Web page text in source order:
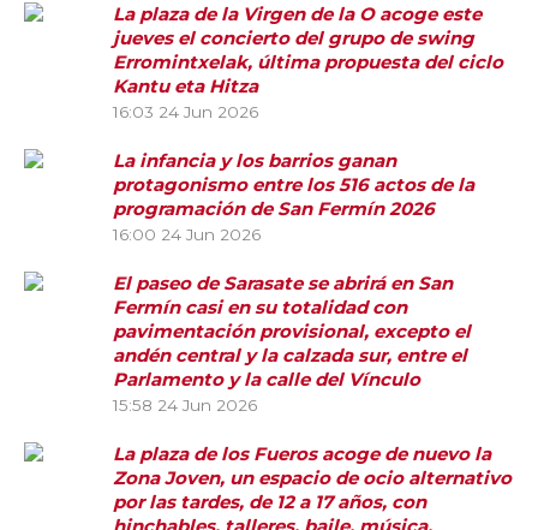
La plaza de la Virgen de la O acoge este
jueves el concierto del grupo de swing
Erromintxelak, última propuesta del ciclo
Kantu eta Hitza
16:03 24 Jun 2026
La infancia y los barrios ganan
protagonismo entre los 516 actos de la
programación de San Fermín 2026
16:00 24 Jun 2026
El paseo de Sarasate se abrirá en San
Fermín casi en su totalidad con
pavimentación provisional, excepto el
andén central y la calzada sur, entre el
Parlamento y la calle del Vínculo
15:58 24 Jun 2026
La plaza de los Fueros acoge de nuevo la
Zona Joven, un espacio de ocio alternativo
por las tardes, de 12 a 17 años, con
hinchables, talleres, baile, música,